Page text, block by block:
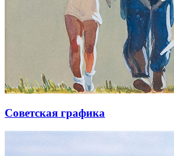
Советская графика